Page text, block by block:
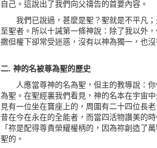
自己。這說出了我們向父禱告的首要內容。
我們已說過，甚麼是聖？聖就是不平凡；
至聖者。所以十誡第一條神說：除了我以外
撒但權下卻常受迷惑，沒有以神為獨一，也
二. 神的名被尊為聖的歷史
人應當尊神的名為聖，但主的教導說：你
為聖。在聖經裏我們看見，神的名本在宇宙
見有一位坐在寶座上的，周圍有二十四位長
昔在今在永在的全能者，而當四活物讚美的
「祢是配得尊貴榮耀權柄的，因為祢創造了
聖的。